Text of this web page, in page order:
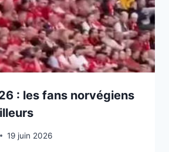
: les fans norvégiens
19 juin 2026